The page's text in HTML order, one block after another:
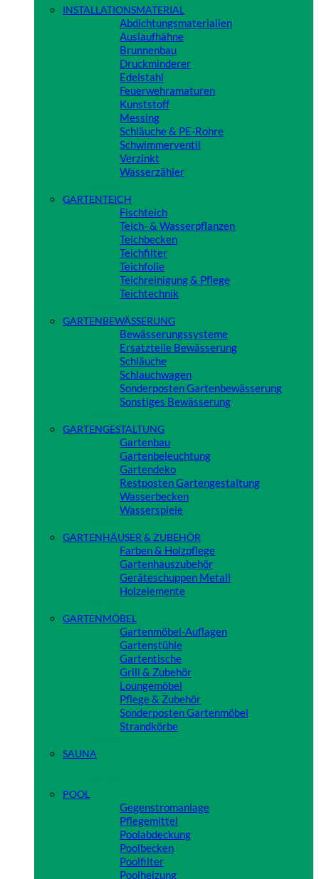
INSTALLATIONSMATERIAL
Abdichtungsmaterialien
Auslaufhähne
Brunnenbau
Druckminderer
Edelstahl
Feuerwehramaturen
Kunststoff
Messing
Schläuche & PE-Rohre
Schwimmerventil
Verzinkt
Wasserzähler
GARTENTEICH
Fischteich
Teich- & Wasserpflanzen
Teichbecken
Teichfilter
Teichfolie
Teichreinigung & Pflege
Teichtechnik
GARTENBEWÄSSERUNG
Bewässerungssysteme
Ersatzteile Bewässerung
Schläuche
Schlauchwagen
Sonderposten Gartenbewässerung
Sonstiges Bewässerung
GARTENGESTALTUNG
Gartenbau
Gartenbeleuchtung
Gartendeko
Restposten Gartengestaltung
Wasserbecken
Wasserspiele
GARTENHÄUSER & ZUBEHÖR
Farben & Holzpflege
Gartenhauszubehör
Geräteschuppen Metall
Holzelemente
GARTENMÖBEL
Gartenmöbel-Auflagen
Gartenstühle
Gartentische
Grill & Zubehör
Loungemöbel
Pflege & Zubehör
Sonderposten Gartenmöbel
Strandkörbe
SAUNA
POOL
Gegenstromanlage
Pflegemittel
Poolabdeckung
Poolbecken
Poolfilter
Poolheizung